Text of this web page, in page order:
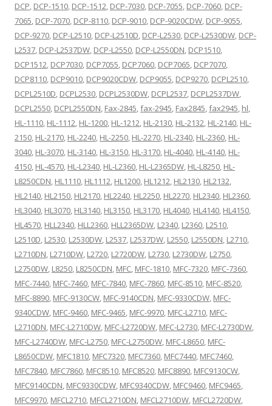
DCP, DCP-1510, DCP-1512, DCP-7030, DCP-7055, DCP-7060, DCP-
7065, DCP-7070, DCP-8110, DCP-9010, DCP-9020CDW, DCP-9055,
DCP-9270, DCP-L2510, DCP-L2510D, DCP-L2530, DCP-L2530DW, DCP-
L2537, DCP-L2537DW, DCP-L2550, DCP-L2550DN, DCP1510,
DCP1512, DCP7030, DCP7055, DCP7060, DCP7065, DCP7070,
DCP8110, DCP9010, DCP9020CDW, DCP9055, DCP9270, DCPL2510,
DCPL2510D, DCPL2530, DCPL2530DW, DCPL2537, DCPL2537DW,
DCPL2550, DCPL2550DN, Fax-2845,fax-2945, Fax2845,fax2945, hl,
HL-1110, HL-1112, HL-1200, HL-1212, HL-2130, HL-2132, HL-2140, HL-
2150, HL-2170, HL-2240, HL-2250, HL-2270, HL-2340, HL-2360, HL-
3040, HL-3070, HL-3140, HL-3150, HL-3170, HL-4040, HL-4140, HL-
4150, HL-4570, HL-L2340, HL-L2360, HL-L2365DW, HL-L8250, HL-
L8250CDN, HL1110, HL1112, HL1200, HL1212, HL2130, HL2132,
HL2140, HL2150, HL2170, HL2240, HL2250, HL2270, HL2340, HL2360,
HL3040, HL3070, HL3140, HL3150, HL3170, HL4040, HL4140, HL4150,
HL4570, HLL2340, HLL2360, HLL2365DW, L2340, L2360, L2510,
L2510D, L2530, L2530DW, L2537, L2537DW, L2550, L2550DN, L2710,
L2710DN, L2710DW, L2720, L2720DW, L2730, L2730DW, L2750,
L2750DW, L8250, L8250CDN, MFC, MFC-1810, MFC-7320, MFC-7360,
MFC-7440, MFC-7460, MFC-7840, MFC-7860, MFC-8510, MFC-8520,
MFC-8890, MFC-9130CW, MFC-9140CDN, MFC-9330CDW, MFC-
9340CDW, MFC-9460, MFC-9465, MFC-9970, MFC-L2710, MFC-
L2710DN, MFC-L2710DW, MFC-L2720DW, MFC-L2730, MFC-L2730DW,
MFC-L2740DW, MFC-L2750, MFC-L2750DW, MFC-L8650, MFC-
L8650CDW, MFC1810, MFC7320, MFC7360, MFC7440, MFC7460,
MFC7840, MFC7860, MFC8510, MFC8520, MFC8890, MFC9130CW,
MFC9140CDN, MFC9330CDW, MFC9340CDW, MFC9460, MFC9465,
MFC9970, MFCL2710, MFCL2710DN, MFCL2710DW, MFCL2720DW,